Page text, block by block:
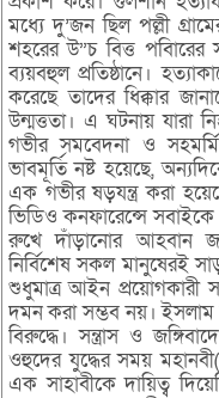
মধ্যে দু’জন ছিল পল্লী
শহরের উ”চ বিত্ত
ব্যয়বহুল প্রতিষ্ঠানে।
করেছে তাদের ধিক্কার
উন্মত্ততা। এ ঘটনায় যারা
গভীর সমবেদনা ও
ভাবমূর্তি নষ্ট হয়েছে,
এক গভীর ষড়যন্ত্র করা
ভিডিও কনফারেন্সে সবাইকে
রুখে দাঁড়ানোর আহবান
নির্বিশেষ সকল মানুষেরই
শুধুমাত্র আইন প্রয়োগকারী
দমন করা সম্ভব নয়। ইসলাম
বিরুদ্ধে। সন্ত্রাস ও
ওহুদের যুদ্ধের সময়
এক সাহাবীকে দায়িত্ব